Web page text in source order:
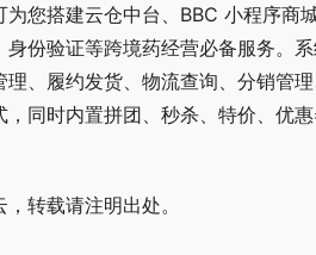
您搭建云仓中台、BBC 小程序商
份验证等跨境药经营必备服务。
、履约发货、物流查询、分销管
同时内置拼团、秒杀、特价、优
转载请注明出处。